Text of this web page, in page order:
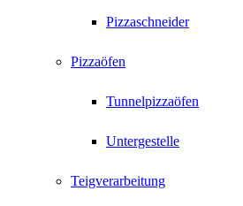
Pizzaschneider
Pizzaöfen
Tunnelpizzaöfen
Untergestelle
Teigverarbeitung